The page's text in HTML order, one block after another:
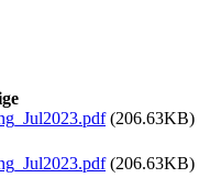
(206.63KB)
(206.63KB)